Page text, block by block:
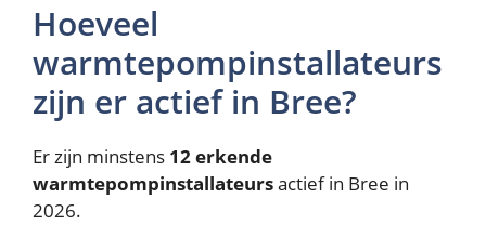
Hoeveel
warmtepompinstallateurs
zijn er actief in Bree?
Er zijn minstens 12 erkende
warmtepompinstallateursactief in Bree in
2026.